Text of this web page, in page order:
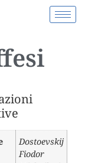
Dostoevskij
Fiodor